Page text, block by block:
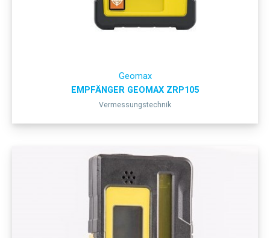
Geomax
EMPFÄNGER GEOMAX ZRP105
Vermessungstechnik